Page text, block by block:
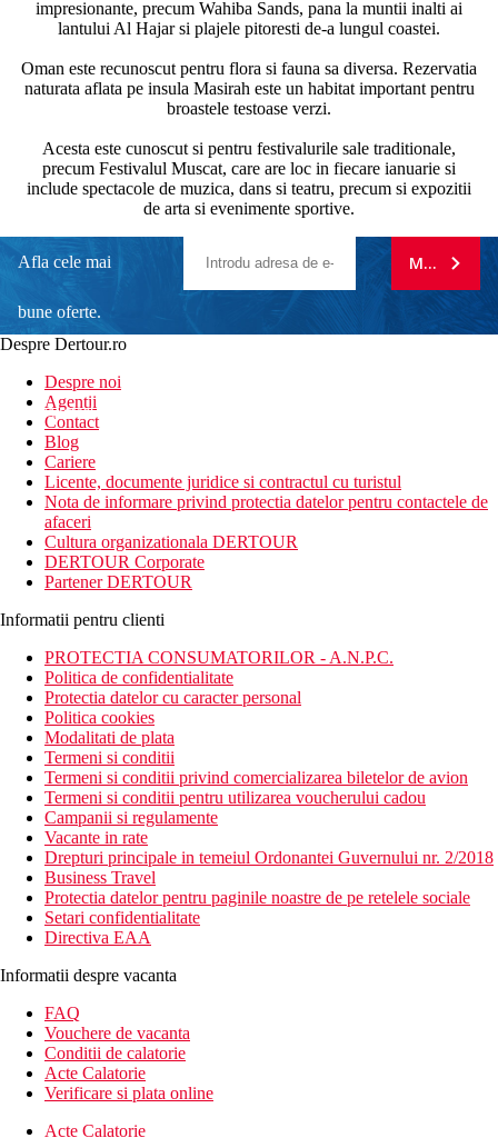
impresionante, precum Wahiba Sands, pana la muntii inalti ai
lantului Al Hajar si plajele pitoresti de-a lungul coastei.
Oman este recunoscut pentru flora si fauna sa diversa. Rezervatia
naturata aflata pe insula Masirah este un habitat important pentru
broastele testoase verzi.
Acesta este cunoscut si pentru festivalurile sale traditionale,
precum Festivalul Muscat, care are loc in fiecare ianuarie si
include spectacole de muzica, dans si teatru, precum si expozitii
de arta si evenimente sportive.
Afla cele mai
bune oferte.
newsletter!
MA
Despre Dertour.ro
Despre noi
Agentii
Contact
Blog
Cariere
Licente, documente juridice si contractul cu turistul
Nota de informare privind protectia datelor pentru contactele de
afaceri
Cultura organizationala DERTOUR
DERTOUR Corporate
Partener DERTOUR
Informatii pentru clienti
PROTECTIA CONSUMATORILOR - A.N.P.C.
Politica de confidentialitate
Protectia datelor cu caracter personal
Politica cookies
Modalitati de plata
Termeni si conditii
Termeni si conditii privind comercializarea biletelor de avion
Termeni si conditii pentru utilizarea voucherului cadou
Campanii si regulamente
Vacante in rate
Drepturi principale in temeiul Ordonantei Guvernului nr. 2/2018
Business Travel
Protectia datelor pentru paginile noastre de pe retelele sociale
Setari confidentialitate
Directiva EAA
Informatii despre vacanta
FAQ
Vouchere de vacanta
Conditii de calatorie
Acte Calatorie
Verificare si plata online
Acte Calatorie